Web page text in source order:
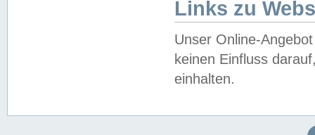
Links zu
Unser Online-
keinen Einfluss
einhalten.